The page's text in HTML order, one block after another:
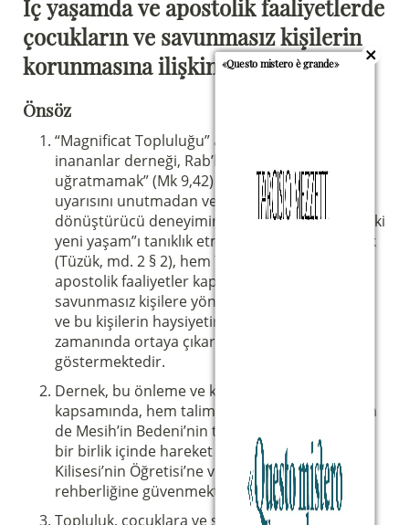
İç yaşamda ve apostolik faaliyetlerde
çocukların ve savunmasız kişilerin
korunmasına ilişkin protokol
Önsöz
“Magnificat Topluluğu” adlı uluslararası özel
inananlar derneği, Rab’bin “küçükleri skandala
uğratmamak” (Mk 9,42) yönündeki ciddi
uyarısını unutmadan ve “Tanrı’nın sevgisinin
dönüştürücü deneyiminin meyvesi olan Ruh’taki
yeni yaşam”ı tanıklık etmeye çağrıldığını bilerek
(Tüzük, md. 2 § 2), hem Topluluk içinde hem de
apostolik faaliyetler kapsamında, çocuklara ve
savunmasız kişilere yönelik istismarı önlemeye
ve bu kişilerin haysiyetine yönelik tüm ihlalleri
zamanında ortaya çıkarmaya azami özen
göstermektedir.
Dernek, bu önleme ve koruma çalışmaları
kapsamında, hem talimat ve destek almak hem
de Mesih’in Bedeni’nin tüm bileşenleriyle etkili
bir birlik içinde hareket etmek amacıyla Katolik
Kilisesi’nin Öğretisi’ne ve Ruhani Liderlerin
rehberliğine güvenmektedir.
Topluluk, çocuklara ve savunmasız kişilere
«Questo mistero è grande»